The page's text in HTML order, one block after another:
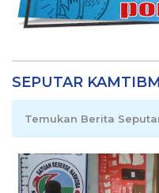
SEPUTAR
Temukan Berita